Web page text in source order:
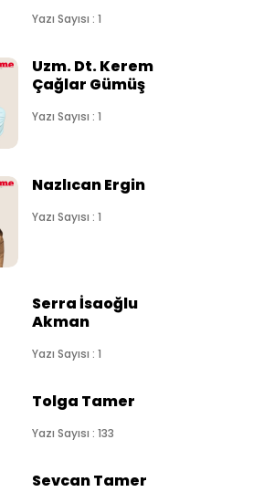
Yazı Sayısı : 1
Uzm. Dt. Kerem
Çağlar Gümüş
Yazı Sayısı : 1
Nazlıcan Ergin
Yazı Sayısı : 1
Serra İsaoğlu
Akman
Yazı Sayısı : 1
Tolga Tamer
Yazı Sayısı : 133
Sevcan Tamer